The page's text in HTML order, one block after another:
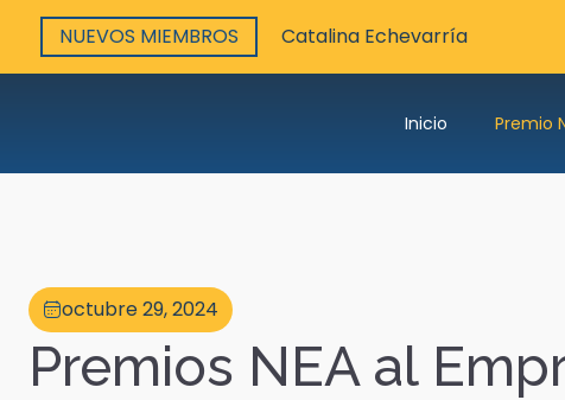
NUEVOS MIEMBROS Catalina Echevarría
Inicio Premio
octubre 29, 2024
Premios NEA al